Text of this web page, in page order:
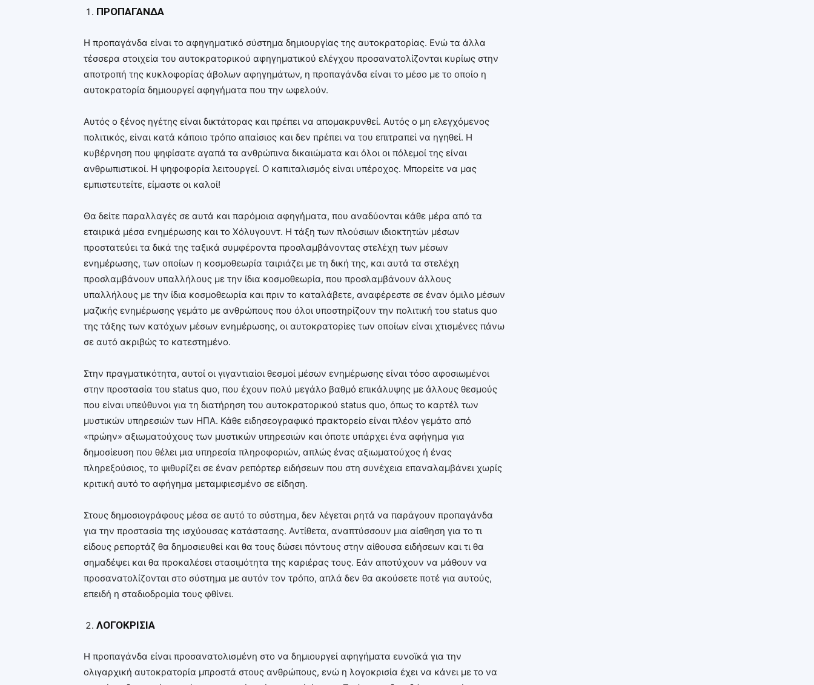
ΠΡΟΠΑΓΑΝΔΑ
Η προπαγάνδα είναι το αφηγηματικό σύστημα δημιουργίας της αυτοκρατορίας. Ενώ τα άλλα
τέσσερα στοιχεία του αυτοκρατορικού αφηγηματικού ελέγχου προσανατολίζονται κυρίως στην
αποτροπή της κυκλοφορίας άβολων αφηγημάτων, η προπαγάνδα είναι το μέσο με το οποίο η
αυτοκρατορία δημιουργεί αφηγήματα που την ωφελούν.
Αυτός ο ξένος ηγέτης είναι δικτάτορας και πρέπει να απομακρυνθεί. Αυτός ο μη ελεγχόμενος
πολιτικός, είναι κατά κάποιο τρόπο απαίσιος και δεν πρέπει να του επιτραπεί να ηγηθεί. Η
κυβέρνηση που ψηφίσατε αγαπά τα ανθρώπινα δικαιώματα και όλοι οι πόλεμοί της είναι
ανθρωπιστικοί. Η ψηφοφορία λειτουργεί. Ο καπιταλισμός είναι υπέροχος. Μπορείτε να μας
εμπιστευτείτε, είμαστε οι καλοί!
Θα δείτε παραλλαγές σε αυτά και παρόμοια αφηγήματα, που αναδύονται κάθε μέρα από τα
εταιρικά μέσα ενημέρωσης και το Χόλυγουντ. Η τάξη των πλούσιων ιδιοκτητών μέσων
προστατεύει τα δικά της ταξικά συμφέροντα προσλαμβάνοντας στελέχη των μέσων
ενημέρωσης, των οποίων η κοσμοθεωρία ταιριάζει με τη δική της, και αυτά τα στελέχη
προσλαμβάνουν υπαλλήλους με την ίδια κοσμοθεωρία, που προσλαμβάνουν άλλους
υπαλλήλους με την ίδια κοσμοθεωρία και πριν το καταλάβετε, αναφέρεστε σε έναν όμιλο μέσων
μαζικής ενημέρωσης γεμάτο με ανθρώπους που όλοι υποστηρίζουν την πολιτική του status quo
της τάξης των κατόχων μέσων ενημέρωσης, οι αυτοκρατορίες των οποίων είναι χτισμένες πάνω
σε αυτό ακριβώς το κατεστημένο.
Στην πραγματικότητα, αυτοί οι γιγαντιαίοι θεσμοί μέσων ενημέρωσης είναι τόσο αφοσιωμένοι
στην προστασία του status quo, που έχουν πολύ μεγάλο βαθμό επικάλυψης με άλλους θεσμούς
που είναι υπεύθυνοι για τη διατήρηση του αυτοκρατορικού status quo, όπως το καρτέλ των
μυστικών υπηρεσιών των ΗΠΑ. Κάθε ειδησεογραφικό πρακτορείο είναι πλέον γεμάτο από
«πρώην» αξιωματούχους των μυστικών υπηρεσιών και όποτε υπάρχει ένα αφήγημα για
δημοσίευση που θέλει μια υπηρεσία πληροφοριών, απλώς ένας αξιωματούχος ή ένας
πληρεξούσιος, το ψιθυρίζει σε έναν ρεπόρτερ ειδήσεων που στη συνέχεια επαναλαμβάνει χωρίς
κριτική αυτό το αφήγημα μεταμφιεσμένο σε είδηση.
Στους δημοσιογράφους μέσα σε αυτό το σύστημα, δεν λέγεται ρητά να παράγουν προπαγάνδα
για την προστασία της ισχύουσας κατάστασης. Αντίθετα, αναπτύσσουν μια αίσθηση για το τι
είδους ρεπορτάζ θα δημοσιευθεί και θα τους δώσει πόντους στην αίθουσα ειδήσεων και τι θα
σημαδέψει και θα προκαλέσει στασιμότητα της καριέρας τους. Εάν αποτύχουν να μάθουν να
προσανατολίζονται στο σύστημα με αυτόν τον τρόπο, απλά δεν θα ακούσετε ποτέ για αυτούς,
επειδή η σταδιοδρομία τους φθίνει.
ΛΟΓΟΚΡΙΣΙΑ
Η προπαγάνδα είναι προσανατολισμένη στο να δημιουργεί αφηγήματα ευνοϊκά για την
ολιγαρχική αυτοκρατορία μπροστά στους ανθρώπους, ενώ η λογοκρισία έχει να κάνει με το να